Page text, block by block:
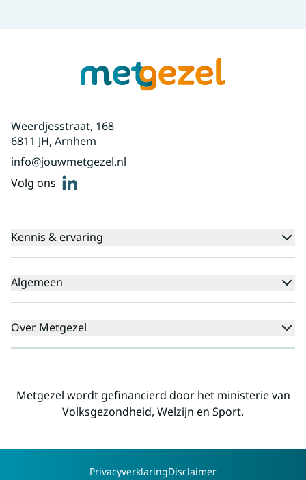
Weerdjesstraat, 168
6811 JH, Arnhem
info@jouwmetgezel.nl
Volg ons linkedin
Kennis & ervaring
Agenda
Voor cliënten
Algemeen
Aanmeldprocedure
Klachten
Over Metgezel
Landelijk
Regio's
Alliantiepartners
Contact
Metgezel wordt gefinancierd door het ministerie van
Volksgezondheid, Welzijn en Sport.
Copyright
PrivacyverklaringDisclaimer